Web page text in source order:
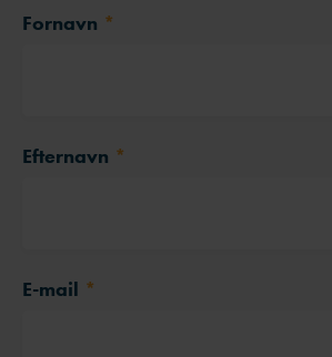
Fornavn *
Efternavn *
E-mail *